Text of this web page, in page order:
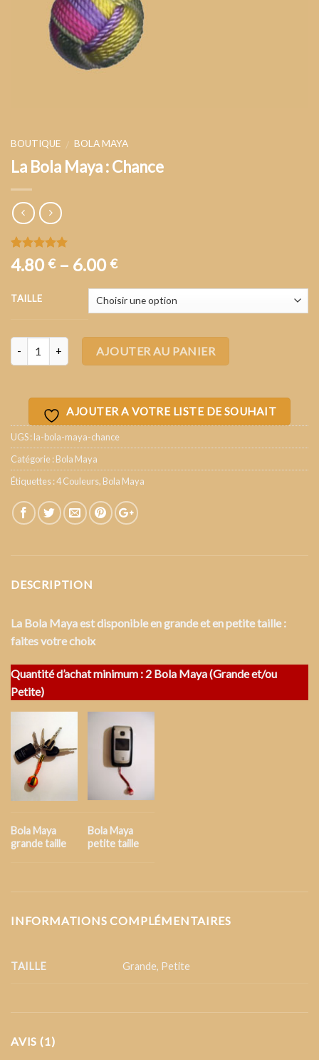
BOUTIQUE / BOLA MAYA
La Bola Maya : Chance
Noté5.00
sur 5 basé
1
client
4.80 €– 6.00 €
TAILLE
AJOUTER AU PANIER
AJOUTER A VOTRE LISTE DE SOUHAIT
UGS :la-bola-maya-chance
Catégorie :Bola Maya
Étiquettes :4 Couleurs, Bola Maya
DESCRIPTION
La Bola Maya est disponible en grande et en petite taille :
faites votre choix
Quantité d’achat minimum : 2 Bola Maya (Grande et/ou
Petite)
Bola Maya
grande taille
Bola Maya
petite taille
INFORMATIONS COMPLÉMENTAIRES
TAILLE Grande, Petite
AVIS (1)